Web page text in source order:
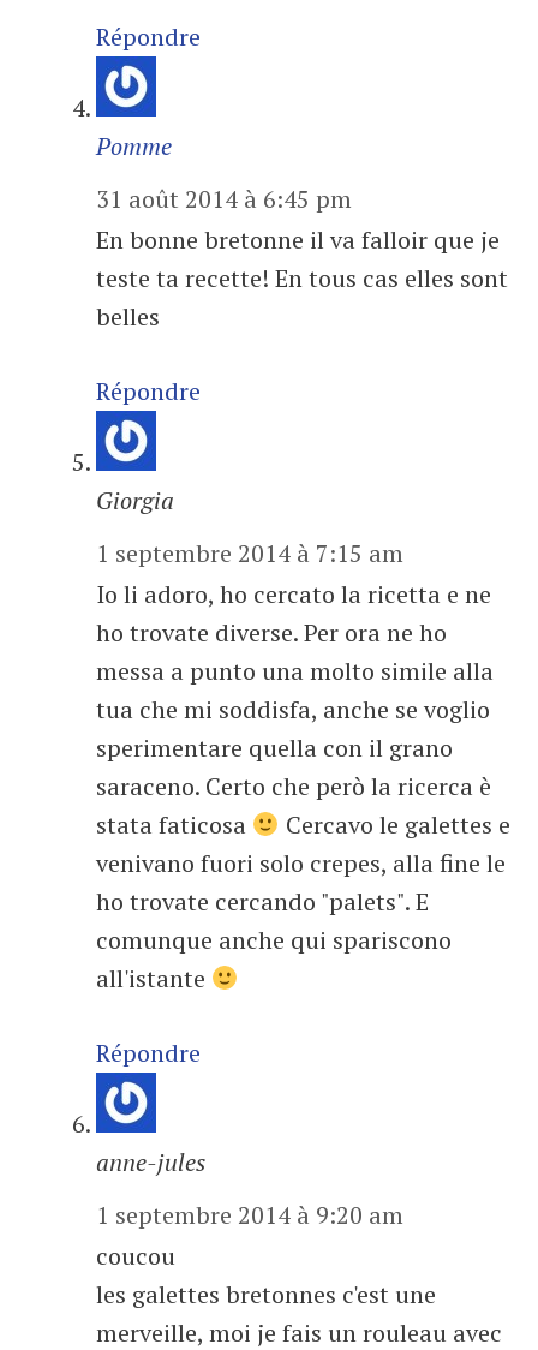
Répondre
Pomme
31 août 2014 à 6:45 pm
En bonne bretonne il va falloir que je
teste ta recette! En tous cas elles sont
belles
Répondre
Giorgia
1 septembre 2014 à 7:15 am
Io li adoro, ho cercato la ricetta e ne
ho trovate diverse. Per ora ne ho
messa a punto una molto simile alla
tua che mi soddisfa, anche se voglio
sperimentare quella con il grano
saraceno. Certo che però la ricerca è
stata faticosa
Cercavo le galettes e
venivano fuori solo crepes, alla fine le
ho trovate cercando "palets". E
comunque anche qui spariscono
all'istante
Répondre
anne-jules
1 septembre 2014 à 9:20 am
coucou
les galettes bretonnes c'est une
merveille, moi je fais un rouleau avec